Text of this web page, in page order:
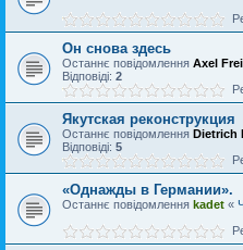
Он снова здесь
Останнє повідомлення Axel
Відповіді: 2
Якутская реконструкция
Останнє повідомлення Dietrich
Відповіді: 5
«Однажды в Германии».
Останнє повідомлення kadet «